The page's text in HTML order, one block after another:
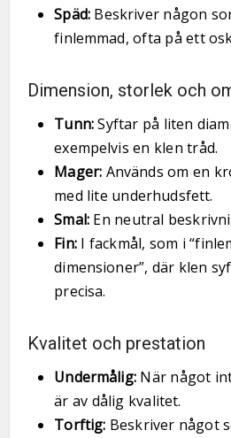
Späd: Beskriver någon
finlemmad, ofta på ett
Dimension, storlek och
Tunn:Syftar på liten
exempelvis en klen tråd.
Mager: Används om en
med lite underhudsfett.
Smal: En neutral
Fin:I fackmål, som i
dimensioner”, där klen
precisa.
Kvalitet och prestation
Undermålig:När något
är av dålig kvalitet.
Torftig: Beskriver något